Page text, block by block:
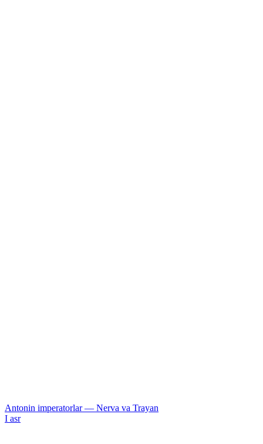
Antonin imperatorlar — Nerva va Trayan
I asr